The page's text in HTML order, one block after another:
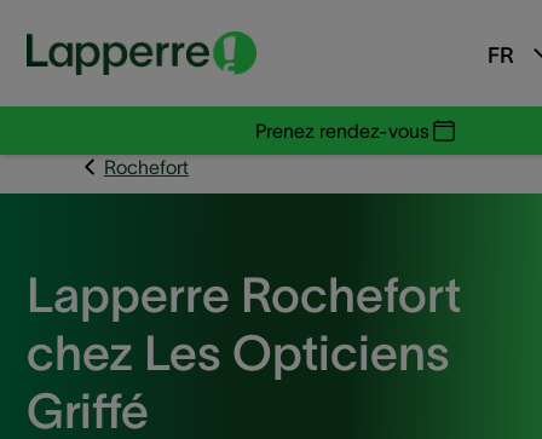
FR
Prenez rendez-vous
Rochefort
Lapperre Rochefort
chez Les Opticiens
Griffé